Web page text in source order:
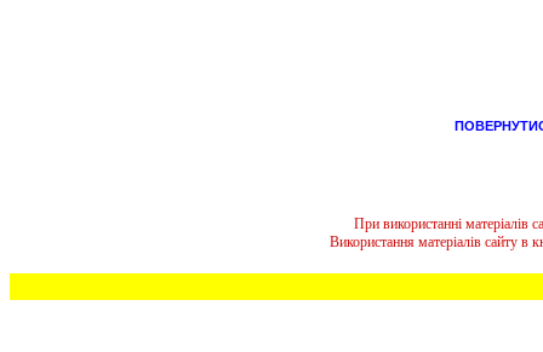
При використанні матеріалів
Використання матеріалів сайту в